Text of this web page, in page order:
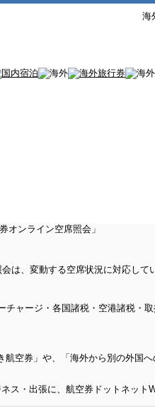
海
は、変動する空席状況に対応し
ャージ・各国諸税・空港諸税・
航空券」や、「海外から別の外国